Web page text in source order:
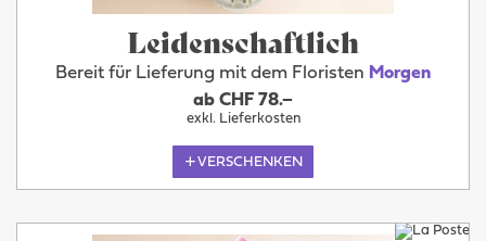
Leidenschaftlich
Bereit für Lieferung mit dem Floristen Morgen
ab CHF 78.–
exkl. Lieferkosten
VERSCHENKEN